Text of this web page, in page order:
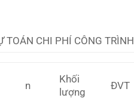
TOÁN CHI PHÍ CÔNG TRÌNH
n
Khối
lượng
ĐVT